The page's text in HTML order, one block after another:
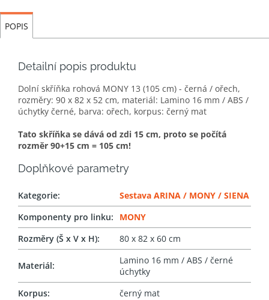
POPIS
Detailní popis produktu
Dolní skříňka rohová MONY 13 (105 cm) - černá / ořech,
rozměry: 90 x 82 x 52 cm, materiál: Lamino 16 mm / ABS /
úchytky černé, barva: ořech, korpus: černý mat
Tato skříňka se dává od zdi 15 cm, proto se počítá
rozměr 90+15 cm = 105 cm!
Doplňkové parametry
Kategorie:
Sestava ARINA / MONY / SIENA
Komponenty pro linku:
MONY
Rozměry (Š x V x H): 80 x 82 x 60 cm
Materiál:
Lamino 16 mm / ABS / černé
úchytky
Korpus:
černý mat